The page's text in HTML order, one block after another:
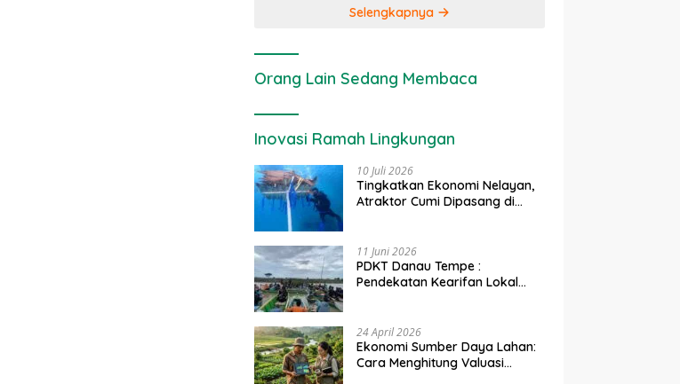
Selengkapnya
Orang Lain Sedang Membaca
Inovasi Ramah Lingkungan
10 Juli 2026
Tingkatkan Ekonomi Nelayan,
Atraktor Cumi Dipasang di
11 Juni 2026
PDKT Danau Tempe :
Pendekatan Kearifan Lokal
24 April 2026
Ekonomi Sumber Daya Lahan:
Cara Menghitung Valuasi